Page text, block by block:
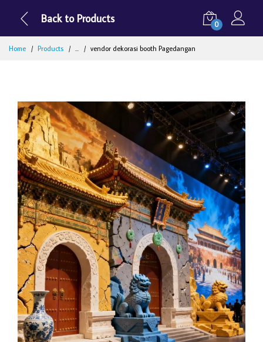
Back to Products 0
Home Products ... vendor dekorasi booth Pagedangan